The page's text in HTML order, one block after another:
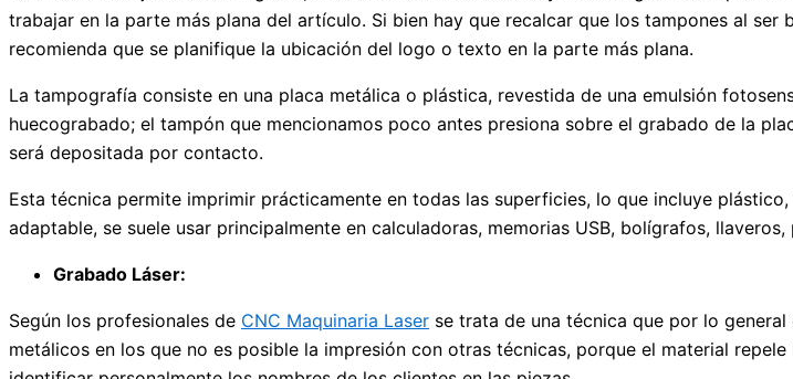
trabajar en la parte más plana del artículo. Si bien hay que recalcar que los tampones al
recomienda que se planifique la ubicación del logo o texto en la parte más plana.
La tampografía consiste en una placa metálica o plástica, revestida de una emulsión
huecograbado; el tampón que mencionamos poco antes presiona sobre el grabado de la
será depositada por contacto.
Esta técnica permite imprimir prácticamente en todas las superficies, lo que incluye
adaptable, se suele usar principalmente en calculadoras, memorias USB, bolígrafos,
Grabado Láser:
Según los profesionales de CNC Maquinaria Laser se trata de una técnica que por lo
metálicos en los que no es posible la impresión con otras técnicas, porque el material